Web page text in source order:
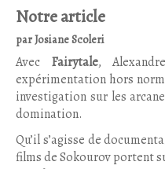
Notre article
par Josiane Scoleri
Avec Fairytale,
expérimentation hors
investigation sur les
domination.
Qu’il s’agisse de
films de Sokourov portent